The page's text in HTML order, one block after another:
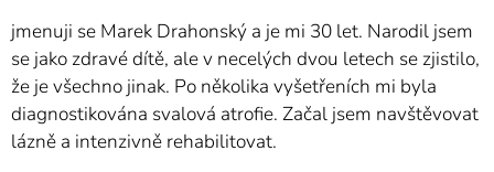
jmenuji se Marek Drahonský a je mi 30 let. Narodil jsem
se jako zdravé dítě, ale v necelých dvou letech se zjistilo,
že je všechno jinak. Po několika vyšetřeních mi byla
diagnostikována svalová atrofie. Začal jsem navštěvovat
lázně a intenzivně rehabilitovat.